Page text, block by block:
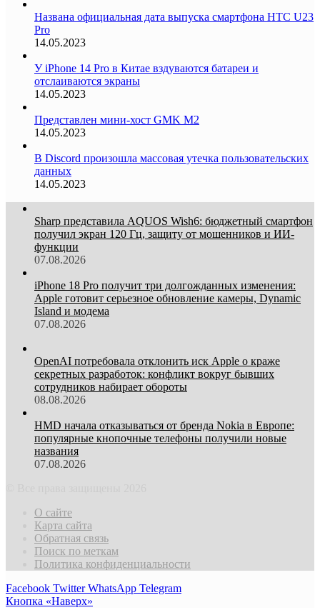
Названа официальная дата выпуска смартфона HTC U23
Pro
14.05.2023
У iPhone 14 Pro в Китае вздуваются батареи и
отслаиваются экраны
14.05.2023
Представлен мини-хост GMK M2
14.05.2023
В Discord произошла массовая утечка пользовательских
данных
14.05.2023
Sharp представила AQUOS Wish6: бюджетный смартфон
получил экран 120 Гц, защиту от мошенников и ИИ-
функции
07.08.2026
iPhone 18 Pro получит три долгожданных изменения:
Apple готовит серьезное обновление камеры, Dynamic
Island и модема
07.08.2026
OpenAI потребовала отклонить иск Apple о краже
секретных разработок: конфликт вокруг бывших
сотрудников набирает обороты
08.08.2026
HMD начала отказываться от бренда Nokia в Европе:
популярные кнопочные телефоны получили новые
названия
07.08.2026
О сайте
Карта сайта
Обратная связь
Поиск по меткам
Политика конфиденциальности
Facebook Twitter WhatsApp Telegram
Кнопка «Наверх»